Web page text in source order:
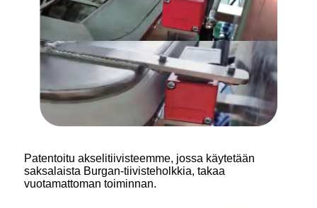
Patentoitu akselitiivisteemme, jossa käytetään
saksalaista Burgan-tiivisteholkkia, takaa
vuotamattoman toiminnan.